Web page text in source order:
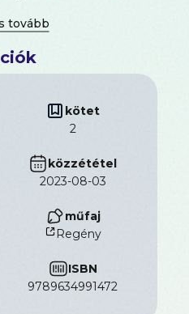
állami gondozásban
Semmi sem kerüli el a
leleményes Remi.
hisztérikus. A nő azt
De azonnal szikrák
másik jelenlétében, és
felé, így kapcsolatuk
lesz. Amikor pedig
Remi rájön, hogy nem az
ha valaki meg akarja
kötet
2
közzététel
2023-08-03
műfaj
Regény
ISBN
9789634991472